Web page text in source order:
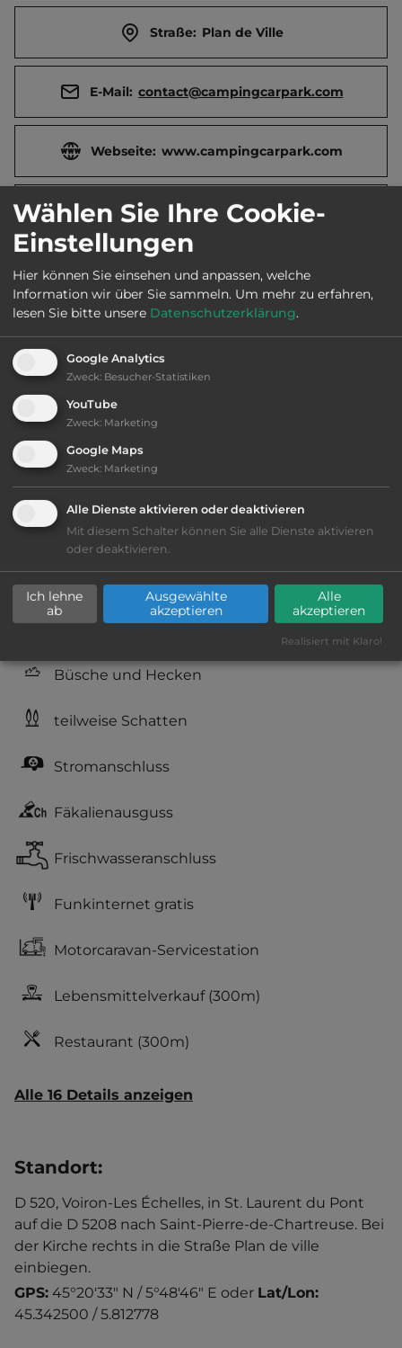
Straße: Plan de Ville
E-Mail: contact@campingcarpark.com
Webseite: www.campingcarpark.com
Öffnungszeiten: Ganzjährig geöffnet
Telefon: 0033 1 83646921
Ausstattung:
Abfahrtslauf
Langlauf
Sessellift
bis 15,- Euro
Lage: schön
Geräuschkulisse: überwiegend ruhig
Büsche und Hecken
teilweise Schatten
Stromanschluss
Fäkalienausguss
Frischwasseranschluss
Funkinternet gratis
Motorcaravan-Servicestation
Lebensmittelverkauf(300m)
Restaurant (300m)
Alle 16 Details anzeigen
Standort:
D 520, Voiron-Les Échelles, in St. Laurent du Pont
auf die D 5208 nach Saint-Pierre-de-Chartreuse. Bei
der Kirche rechts in die Straße Plan de ville
einbiegen.
GPS: 45°20'33" N / 5°48'46" E oder Lat/Lon:
45.342500 / 5.812778
Wählen Sie Ihre Cookie-
Einstellungen
Hier können Sie einsehen und anpassen, welche
Information wir über Sie sammeln. Um mehr zu erfahren,
lesen Sie bitte unsere Datenschutzerklärung.
Google Analytics
Zweck: Besucher-Statistiken
YouTube
Zweck: Marketing
Google Maps
Zweck: Marketing
Alle Dienste aktivieren oder deaktivieren
Mit diesem Schalter können Sie alle Dienste aktivieren
oder deaktivieren.
Ich lehne
ab
Ausgewählte
akzeptieren
Alle
akzeptieren
Realisiert mit Klaro!